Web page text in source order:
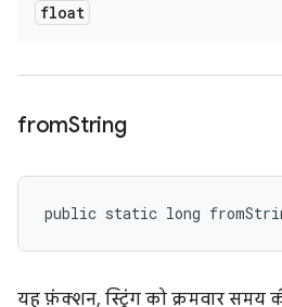
float
fromString
public static long
यह फ़ंक्शन, स्ट्रिंग को क्रमवार समय